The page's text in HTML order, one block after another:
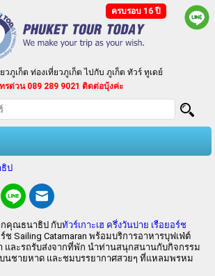
ครบรอบ 16 ปี
วภูเก็ต ท่องเที่ยวภูเก็ต ไปกับ ภูเก็ต ทัวร์ ทูเดย์
ำเที่ยวเป็นหมู่คณะ กรุ๊ปเหมา ประชุมสัมมนา
แพ็คเกจ ทัวร์ราคาถูก ตามงบประมาณของคุณ
รด่วน 089 289 9021 ติดต่อบุ้งค่ะ
ป
กคุณธนาธิป กับทัวร์เกาะเฮ ครึ่งวันบ่าย เรือยอร์ช
ช Sailing Catamaran พร้อมบริการอาหารบุฟเฟ่ต์
และรถรับส่งจากที่พัก นำท่านสนุกสนานกับกิจกรรม
นชายหาด และชมบรรยากาศสวยๆ ที่แหลมพรหม